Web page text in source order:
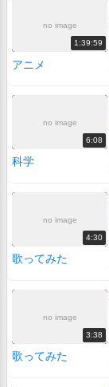
no image
1:39:59
アニメ
no image
6:08
科学
no image
4:30
歌ってみた
no image
3:38
歌ってみた